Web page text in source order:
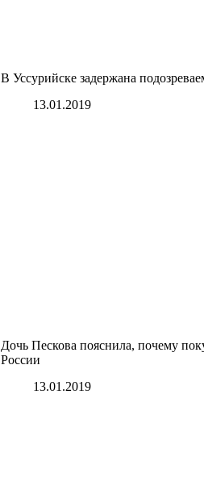
В Уссурийске задержана
13.01.2019
Дочь Пескова пояснила, почему
России
13.01.2019